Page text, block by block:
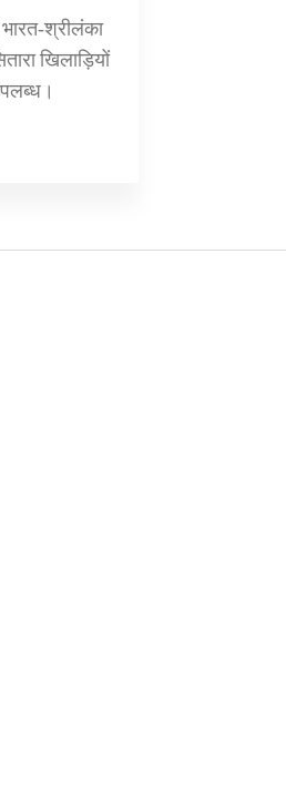
खिलाड़ियों